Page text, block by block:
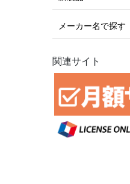
メーカー名で探す
関連サイト